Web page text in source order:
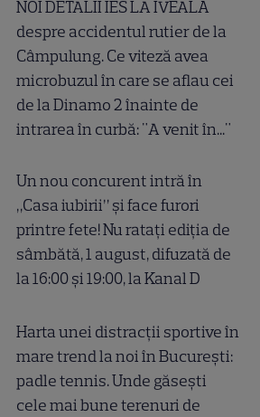
NOI DETALII IES LA IVEALĂ
despre accidentul rutier de la
Câmpulung. Ce viteză avea
microbuzul în care se aflau cei
de la Dinamo 2 înainte de
intrarea în curbă: "A venit în..."
Un nou concurent intră în
„Casa iubirii” și face furori
printre fete! Nu ratați ediția de
sâmbătă, 1 august, difuzată de
la 16:00 și 19:00, la Kanal D
Harta unei distracții sportive în
mare trend la noi în București:
padle tennis. Unde găsești
cele mai bune terenuri de